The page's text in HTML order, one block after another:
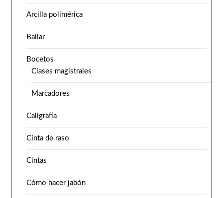
Arcilla polimérica
Bailar
Bocetos
Clases magistrales
Marcadores
Caligrafía
Cinta de raso
Cintas
Cómo hacer jabón